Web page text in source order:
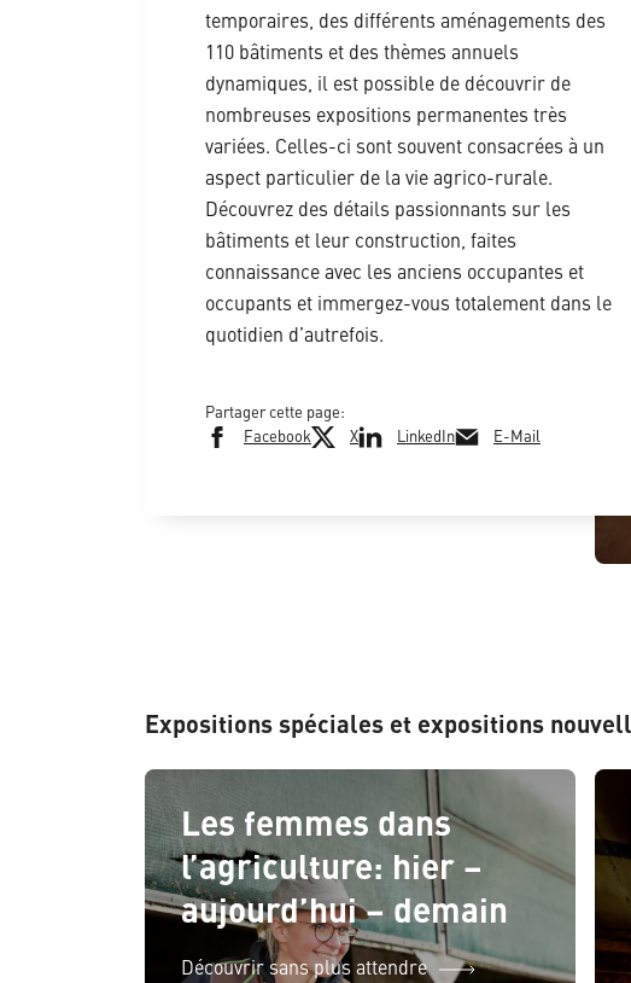
temporaires, des différents aménagements des
110 bâtiments et des thèmes annuels
dynamiques, il est possible de découvrir de
nombreuses expositions permanentes très
variées. Celles-ci sont souvent consacrées à un
aspect particulier de la vie agrico-rurale.
Découvrez des détails passionnants sur les
bâtiments et leur construction, faites
connaissance avec les anciens occupantes et
occupants et immergez-vous totalement dans le
quotidien d’autrefois.
Partager cette page:
Facebook
X LinkedIn E-Mail
Expositions spéciales et expositions
Les femmes dans
l’agriculture: hier –
aujourd’hui – demain
Découvrir sans plus attendre